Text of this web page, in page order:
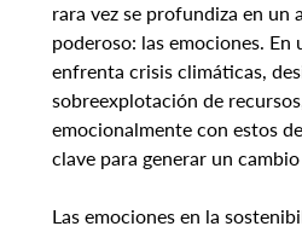
rara vez se profundiza en un
poderoso: las emociones. En
enfrenta crisis climáticas,
sobreexplotación de
emocionalmente con estos
clave para generar un
Las emociones en la